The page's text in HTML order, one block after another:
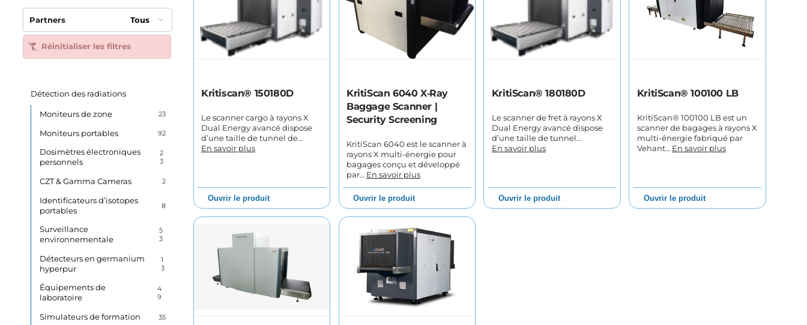
Partners Tous
Réinitialiser les filtres
Détection des radiations
Moniteurs de zone 23
Moniteurs portables 92
Dosimètres électroniques
personnels
2
3
CZT & Gamma Cameras 2
Identificateurs d’isotopes
portables
8
Surveillance
environnementale
5
3
Détecteurs en germanium
hyperpur
1
3
Équipements de
laboratoire
4
9
Simulateurs de formation 35
Kritiscan® 150180D
Le scanner cargo à rayons X
Dual Energy avancé dispose
d’une taille de tunnel de…
En savoir plus
Ouvrir le produit
KritiScan 6040 X‑Ray
Baggage Scanner |
Security Screening
KritiScan 6040 est le scanner à
rayons X multi-énergie pour
bagages conçu et développé
par… En savoir plus
Ouvrir le produit
KritiScan® 180180D
Le scanner de fret à rayons X
Dual Energy avancé dispose
d’une taille de tunnel…
En savoir plus
Ouvrir le produit
KritiScan® 100100 LB
KritiScan® 100100 LB est un
scanner de bagages à rayons X
multi-énergie fabriqué par
Vehant… En savoir plus
Ouvrir le produit